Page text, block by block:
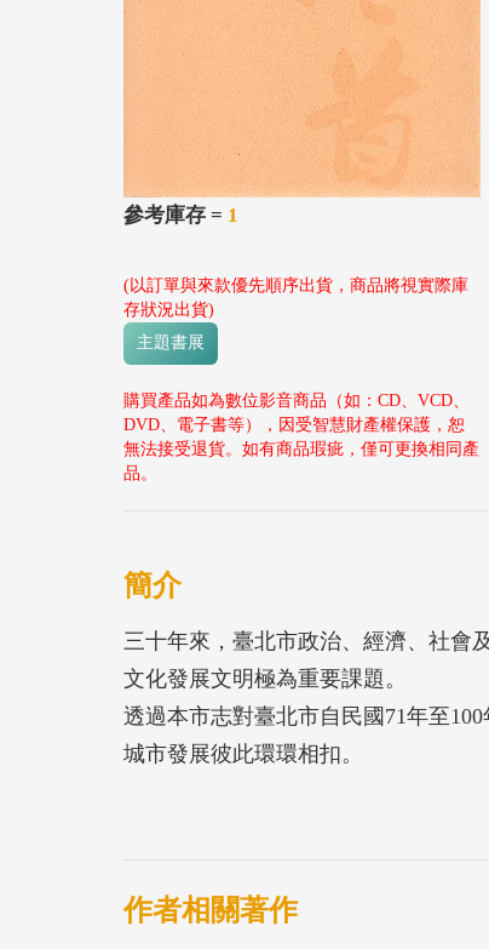
參考庫存 = 1
(以訂單與來款優先順序出貨，商品將視實際庫
存狀況出貨)
主題書展
購買產品如為數位影音商品（如：CD、VCD、
DVD、電子書等），因受智慧財產權保護，恕
無法接受退貨。如有商品瑕疵，僅可更換相同產
品。
簡介
三十年來，臺北市政治、經濟、社會
文化發展文明極為重要課題。
透過本市志對臺北市自民國71年至
城市發展彼此環環相扣。
作者相關著作